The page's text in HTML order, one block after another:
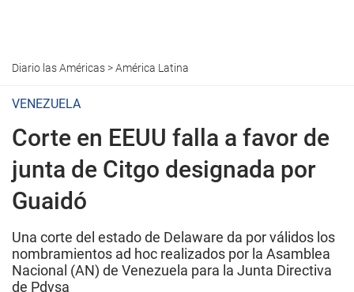
Diario las Américas>América Latina
VENEZUELA
Corte en EEUU falla a favor de
junta de Citgo designada por
Guaidó
Una corte del estado de Delaware da por válidos los
nombramientos ad hoc realizados por la Asamblea
Nacional (AN) de Venezuela para la Junta Directiva
de Pdvsa